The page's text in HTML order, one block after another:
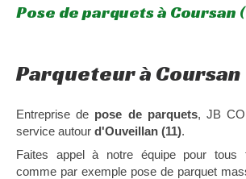
Pose de parquets à Coursan
Parqueteur à Coursan
Entreprise de pose de parquets, JB
service autour d'Ouveillan (11).
Faites appel à notre équipe pour tous
comme par exemple pose de parquet